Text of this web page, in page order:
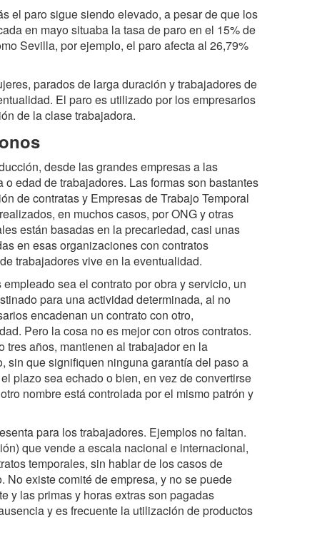
el paro sigue siendo elevado, a pesar de que los
en mayo situaba la tasa de paro en el 15% de
Sevilla, por ejemplo, el paro afecta al 26,79%
parados de larga duración y trabajadores de
El paro es utilizado por los empresarios
de la clase trabajadora.
desde las grandes empresas a las
edad de trabajadores. Las formas son bastantes
de contratas y Empresas de Trabajo Temporal
en muchos casos, por ONG y otras
están basadas en la precariedad, casi unas
en esas organizaciones con contratos
trabajadores vive en la eventualidad.
sea el contrato por obra y servicio, un
para una actividad determinada, al no
encadenan un contrato con otro,
Pero la cosa no es mejor con otros contratos.
tres años, mantienen al trabajador en la
sin que signifiquen ninguna garantía del paso a
plazo sea echado o bien, en vez de convertirse
nombre está controlada por el mismo patrón y
para los trabajadores. Ejemplos no faltan.
que vende a escala nacional e internacional,
temporales, sin hablar de los casos de
existe comité de empresa, y no se puede
y las primas y horas extras son pagadas
y es frecuente la utilización de productos